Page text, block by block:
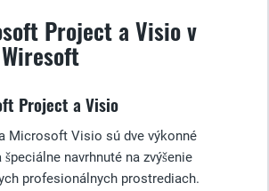
Project a Visio v
Project a Visio
Microsoft Visio sú dve výkonné
navrhnuté na zvýšenie
profesionálnych prostrediach.